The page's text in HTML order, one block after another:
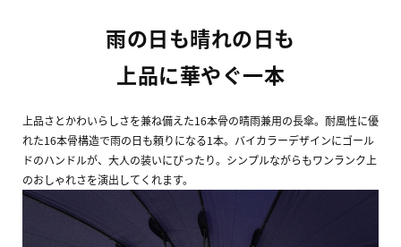
雨の日も晴れの日も
上品に華やぐ一本
上品さとかわいらしさを兼ね備えた16本骨の晴雨兼用の長傘。耐風性に優
れた16本骨構造で雨の日も頼りになる1本。バイカラーデザインにゴール
ドのハンドルが、大人の装いにぴったり。シンプルながらもワンランク上
のおしゃれさを演出してくれます。